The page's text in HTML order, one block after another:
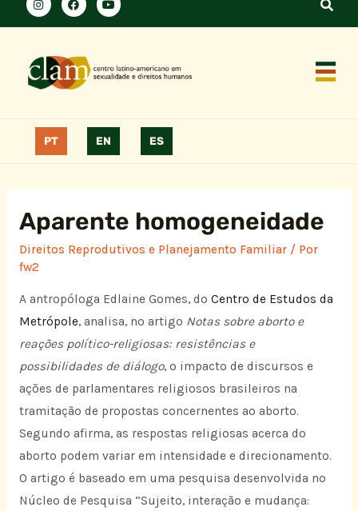
PT EN ES
Aparente homogeneidade
Direitos Reprodutivos e Planejamento Familiar/ Por
fw2
A antropóloga Edlaine Gomes, do Centro de Estudos da
Metrópole, analisa, no artigo Notas sobre aborto e
reações político-religiosas: resistências e
possibilidades de diálogo, o impacto de discursos e
ações de parlamentares religiosos brasileiros na
tramitação de propostas concernentes ao aborto.
Segundo afirma, as respostas religiosas acerca do
aborto podem variar em intensidade e direcionamento.
O artigo é baseado em uma pesquisa desenvolvida no
Núcleo de Pesquisa “Sujeito, interação e mudança: